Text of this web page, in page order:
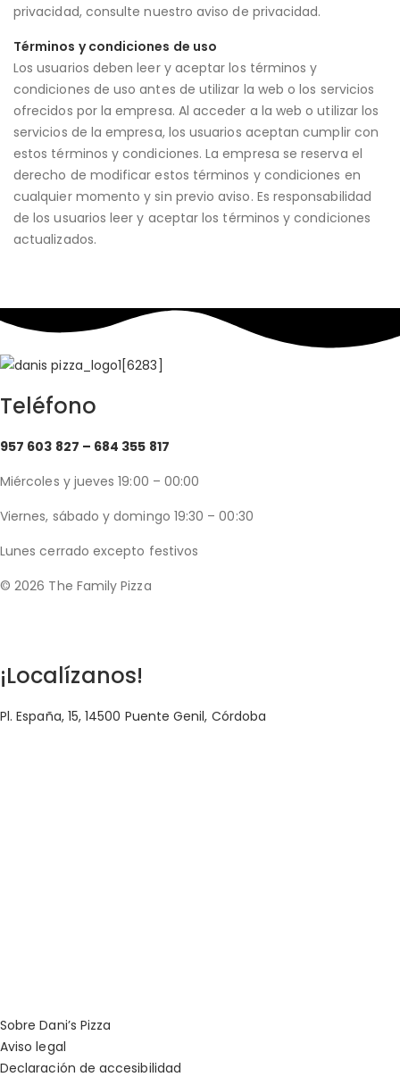
privacidad, consulte nuestro aviso de privacidad.
Términos y condiciones de uso
Los usuarios deben leer y aceptar los términos y
condiciones de uso antes de utilizar la web o los servicios
ofrecidos por la empresa. Al acceder a la web o utilizar los
servicios de la empresa, los usuarios aceptan cumplir con
estos términos y condiciones. La empresa se reserva el
derecho de modificar estos términos y condiciones en
cualquier momento y sin previo aviso. Es responsabilidad
de los usuarios leer y aceptar los términos y condiciones
actualizados.
Teléfono
957 603 827 – 684 355 817
Miércoles y jueves 19:00 – 00:00
Viernes, sábado y domingo 19:30 – 00:30
Lunes cerrado excepto festivos
© 2026 The Family Pizza
¡Localízanos!
Pl. España, 15, 14500 Puente Genil, Córdoba
Sobre Dani’s Pizza
Aviso legal
Declaración de accesibilidad